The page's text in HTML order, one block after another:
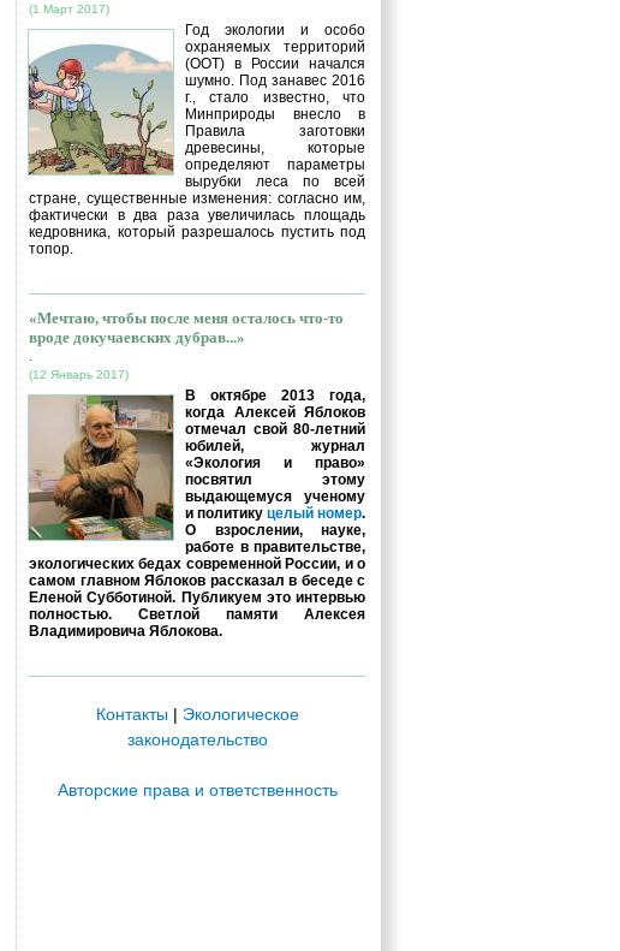
(1 Март 2017)
Год экологии и особо
охраняемых территорий
(ООТ) в России начался
шумно. Под занавес 2016
г., стало известно, что
Минприроды внесло в
Правила заготовки
древесины, которые
определяют параметры
вырубки леса по всей
стране, существенные изменения: согласно им,
фактически в два раза увеличилась площадь
кедровника, который разрешалось пустить под
топор.
«Мечтаю, чтобы после меня осталось что-то
вроде докучаевских дубрав...»
.
(12 Январь 2017)
В октябре 2013 года,
когда Алексей Яблоков
отмечал свой 80-летний
юбилей, журнал
«Экология и право»
посвятил этому
выдающемуся ученому
и политику целый номер.
О взрослении, науке,
работе в правительстве,
экологических бедах современной России, и о
самом главном Яблоков рассказал в беседе с
Еленой Субботиной. Публикуем это интервью
полностью. Светлой памяти Алексея
Владимировича Яблокова.
Контакты| Экологическое
законодательство
Авторские права и ответственность